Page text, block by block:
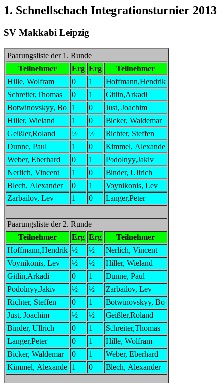
1. Schnellschach Integrationsturnier 2013
SV Makkabi Leipzig
Paarungsliste der 1. Runde
Teilnehmer
Erg Erg
Teilnehmer
Hille, Wolfram
0 1
Hoffmann,Hendrik
Schreiter,Thomas
0 1
Gitlin,Arkadi
Botwinovskyy, Bo
1 0
Just, Joachim
Hiller, Wieland
1 0
Bicker, Waldemar
Geißler,Roland
½ ½
Richter, Steffen
Dunne, Paul
1 0
Kimmel, Alexande
Weber, Eberhard
0 1
Podolnyy,Jakiv
Nerlich, Vincent
1 0
Binder, Ullrich
Blech, Alexander
0 1
Voynikonis, Lev
Zarbailov, Lev
1 0 Langer,Peter
Paarungsliste der 2. Runde
Teilnehmer
Erg Erg
Teilnehmer
Hoffmann,Hendrik ½ ½
Nerlich, Vincent
Voynikonis, Lev
½ ½
Hiller, Wieland
Gitlin,Arkadi
0 1
Dunne, Paul
Podolnyy,Jakiv
½ ½
Zarbailov, Lev
Richter, Steffen
0 1
Botwinovskyy, Bo
Just, Joachim
½ ½
Geißler,Roland
Binder, Ullrich
0 1
Schreiter,Thomas
Langer,Peter
0 1
Hille, Wolfram
Bicker, Waldemar
0 1
Weber, Eberhard
Kimmel, Alexande 1 0 Blech, Alexander